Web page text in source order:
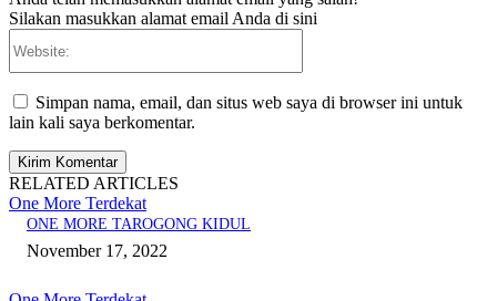
Silakan masukkan alamat email Anda di sini
Simpan nama, email, dan situs web saya di browser ini untuk
lain kali saya berkomentar.
RELATED ARTICLES
One More Terdekat
ONE MORE TAROGONG KIDUL
November 17, 2022